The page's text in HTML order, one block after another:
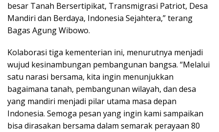
besar Tanah Bersertipikat, Transmigrasi Patriot, Desa
Mandiri dan Berdaya, Indonesia Sejahtera,” terang
Bagas Agung Wibowo.
Kolaborasi tiga kementerian ini, menurutnya menjadi
wujud kesinambungan pembangunan bangsa. “Melalui
satu narasi bersama, kita ingin menunjukkan
bagaimana tanah, pembangunan wilayah, dan desa
yang mandiri menjadi pilar utama masa depan
Indonesia. Semoga pesan yang ingin kami sampaikan
bisa dirasakan bersama dalam semarak perayaan 80